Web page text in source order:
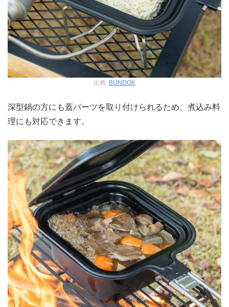
出典: BUNDOK
深型鍋の方にも蓋パーツを取り付けられるため、煮込み料
理にも対応できます。